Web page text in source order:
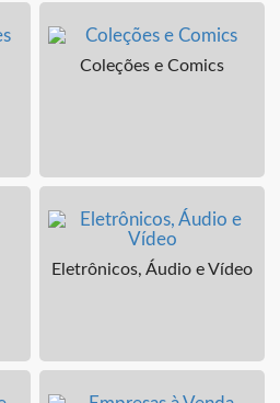
Coleções e Comics
Eletrônicos, Áudio e Vídeo